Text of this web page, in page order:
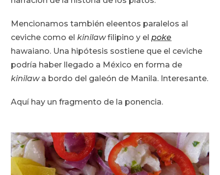
Mencionamos también eleentos paralelos al
ceviche como elkinilawfilipino y elpoke
hawaiano. Una hipótesis sostiene que el ceviche
podría haber llegado a México en forma de
kinilawa bordo del galeón de Manila. Interesante.
Aquí hay un fragmento de la ponencia.